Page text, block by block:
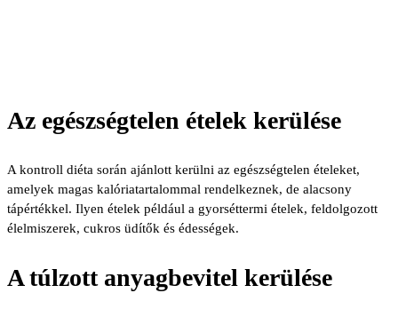
Az egészségtelen ételek kerülése
A kontroll diéta során ajánlott kerülni az egészségtelen ételeket,
amelyek magas kalóriatartalommal rendelkeznek, de alacsony
tápértékkel. Ilyen ételek például a gyorséttermi ételek, feldolgozott
élelmiszerek, cukros üdítők és édességek.
A túlzott anyagbevitel kerülése